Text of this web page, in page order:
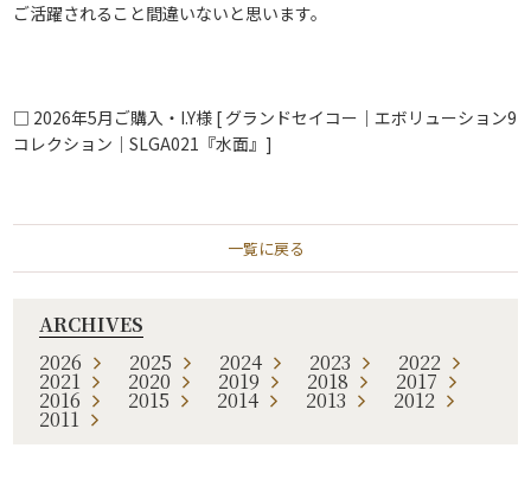
ご活躍されること間違いないと思います。
□ 2026年5月ご購入・I.Y様 [ グランドセイコー｜エボリューション9
コレクション｜SLGA021 『水面』]
一覧に戻る
ARCHIVES
2026
2025 2024 2023 2022
2021 2020 2019 2018 2017
2016 2015 2014 2013 2012
2011